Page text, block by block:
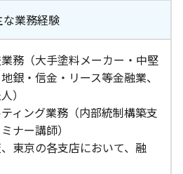
な業務経験
務（大手塗料メーカー・中堅
銀・信金・リース等金融業、
）
ィング業務（内部統制構築支
ナー講師）
東京の各支店において、融